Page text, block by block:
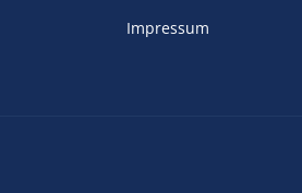
Impressum